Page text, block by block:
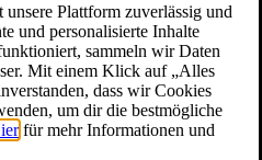
Plattform zuverlässig und
und personalisierte Inhalte
sammeln wir Daten
Mit einem Klick auf „Alles
dass wir Cookies
um dir die bestmögliche
für mehr Informationen und